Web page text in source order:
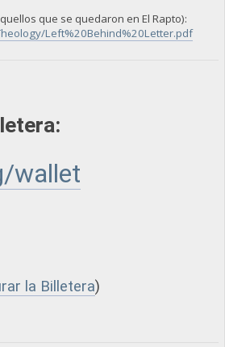
que se quedaron en El Rapto):
Left%20Behind%20Letter.pdf
wallet
la Billetera)